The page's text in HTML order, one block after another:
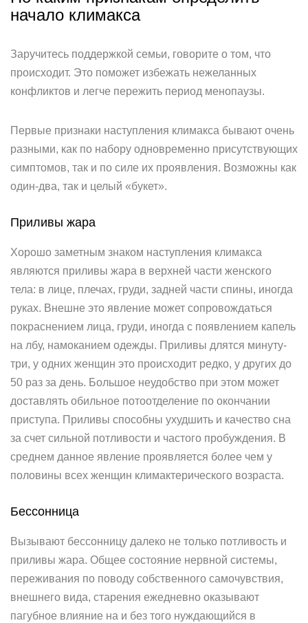
начало климакса
Заручитесь поддержкой семьи, говорите о том, что
происходит. Это поможет избежать нежеланных
конфликтов и легче пережить период менопаузы.
Первые признаки наступления климакса бывают очень
разными, как по набору одновременно присутствующих
симптомов, так и по силе их проявления. Возможны как
один-два, так и целый «букет».
Приливы жара
Хорошо заметным знаком наступления климакса
являются приливы жара в верхней части женского
тела: в лице, плечах, груди, задней части спины, иногда
руках. Внешне это явление может сопровождаться
покраснением лица, груди, иногда с появлением капель
на лбу, намоканием одежды. Приливы длятся минуту-
три, у одних женщин это происходит редко, у других до
50 раз за день. Большое неудобство при этом может
доставлять обильное потоотделение по окончании
приступа. Приливы способны ухудшить и качество сна
за счет сильной потливости и частого пробуждения. В
среднем данное явление проявляется более чем у
половины всех женщин климактерического возраста.
Бессонница
Вызывают бессонницу далеко не только потливость и
приливы жара. Общее состояние нервной системы,
переживания по поводу собственного самочувствия,
внешнего вида, старения ежедневно оказывают
пагубное влияние на и без того нуждающийся в